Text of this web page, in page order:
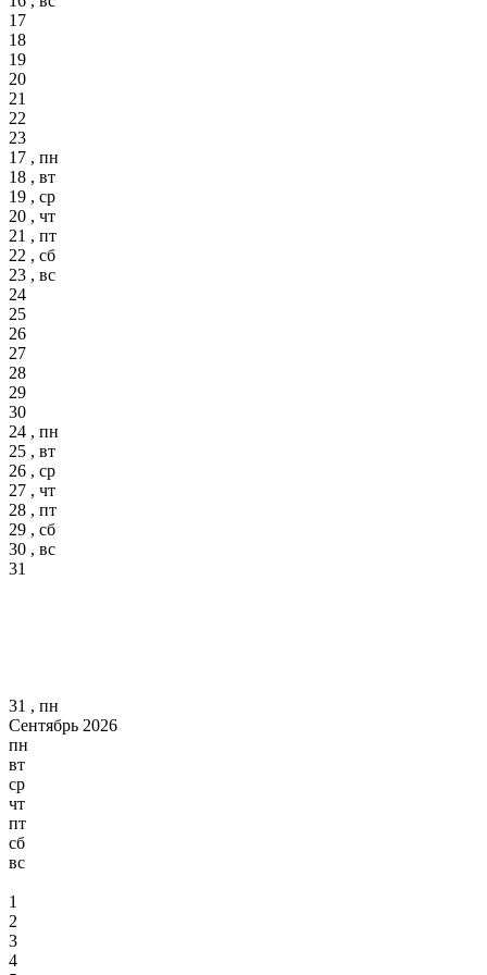
17
18
19
20
21
22
23
17 , пн
18 , вт
19 , ср
20 , чт
21 , пт
22 , сб
23 , вс
24
25
26
27
28
29
30
24 , пн
25 , вт
26 , ср
27 , чт
28 , пт
29 , сб
30 , вс
31
31 , пн
Сентябрь 2026
пн
вт
ср
чт
пт
сб
вс
1
2
3
4